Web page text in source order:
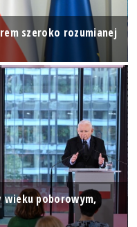
szeroko rozumianej
wieku poborowym,